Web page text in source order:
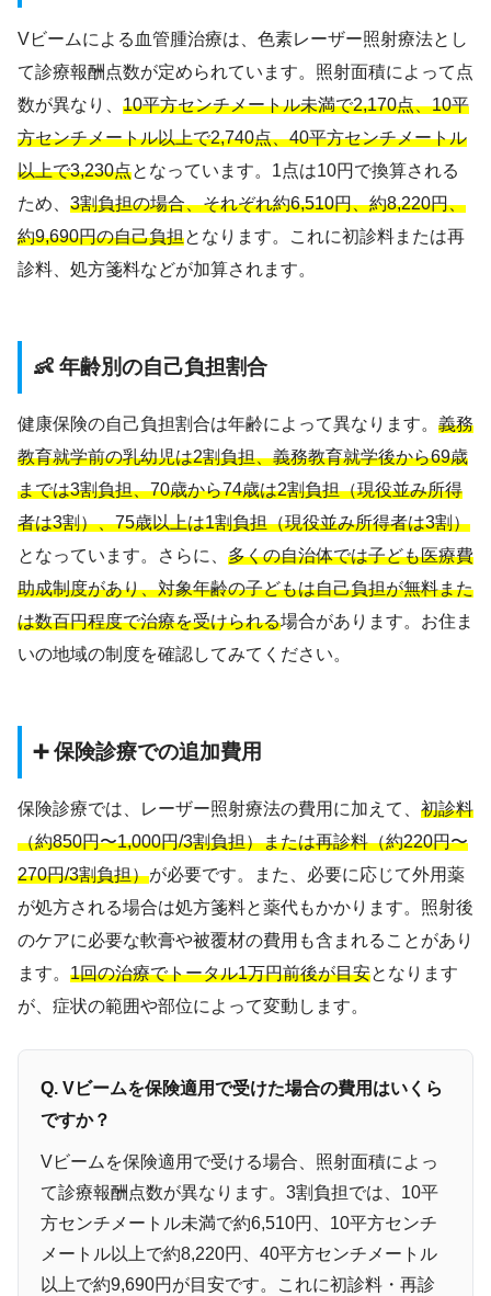
Vビームによる血管腫治療は、色素レーザー照射療法とし
て診療報酬点数が定められています。照射面積によって点
数が異なり、 10平方センチメートル未満で2,170点、10平
方センチメートル以上で2,740点、40平方センチメートル
以上で3,230点となっています。1点は10円で換算される
ため、 3割負担の場合、それぞれ約6,510円、約8,220円、
約9,690円の自己負担となります。これに初診料または再
診料、処方箋料などが加算されます。
👶 年齢別の自己負担割合
健康保険の自己負担割合は年齢によって異なります。 義務
教育就学前の乳幼児は2割負担、義務教育就学後から69歳
までは3割負担、70歳から74歳は2割負担（現役並み所得
者は3割）、75歳以上は1割負担（現役並み所得者は3割）
となっています。さらに、 多くの自治体では子ども医療費
助成制度があり、対象年齢の子どもは自己負担が無料また
は数百円程度で治療を受けられる場合があります。お住ま
いの地域の制度を確認してみてください。
➕ 保険診療での追加費用
保険診療では、レーザー照射療法の費用に加えて、 初診料
（約850円〜1,000円/3割負担）または再診料（約220円〜
270円/3割負担）が必要です。また、必要に応じて外用薬
が処方される場合は処方箋料と薬代もかかります。照射後
のケアに必要な軟膏や被覆材の費用も含まれることがあり
ます。 1回の治療でトータル1万円前後が目安となります
が、症状の範囲や部位によって変動します。
Q. Vビームを保険適用で受けた場合の費用はいくら
ですか？
Vビームを保険適用で受ける場合、照射面積によっ
て診療報酬点数が異なります。3割負担では、10平
方センチメートル未満で約6,510円、10平方センチ
メートル以上で約8,220円、40平方センチメートル
以上で約9,690円が目安です。これに初診料・再診